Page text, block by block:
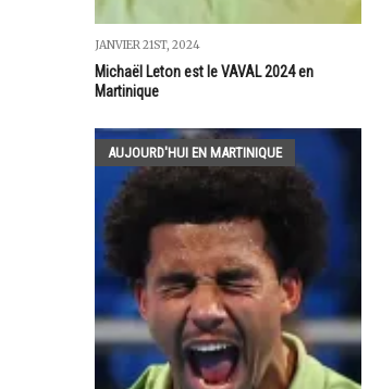
JANVIER 21ST, 2024
Michaël Leton est le VAVAL 2024 en
Martinique
AUJOURD'HUI EN MARTINIQUE